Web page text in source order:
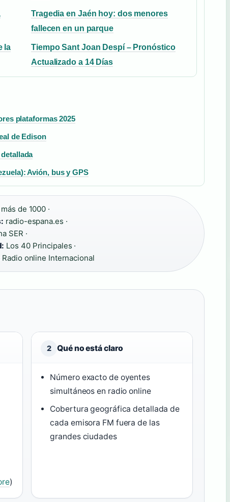
Tragedia en Jaén hoy: dos menores
fallecen en un parque
la
Tiempo Sant Joan Despí – Pronóstico
Actualizado a 14 Días
plataformas 2025
de Edison
Avión, bus y GPS
más de 1000 ·
radio-espana.es ·
SER ·
Los 40 Principales ·
Radio online Internacional
)
2 Qué no está claro
Número exacto de oyentes
simultáneos en radio online
Cobertura geográfica detallada de
cada emisora FM fuera de las
grandes ciudades